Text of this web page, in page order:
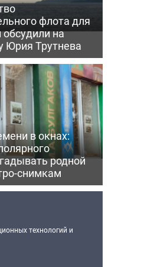
флота для
на
Юрия Трутнева
в окнах:
родной
снимкам
технологий и